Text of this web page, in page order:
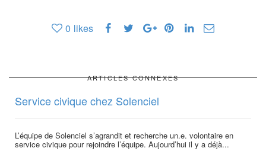
0 likes
ARTICLES CONNEXES
Service civique chez Solenciel
L’équipe de Solenciel s’agrandit et recherche un.e. volontaire en
service civique pour rejoindre l’équipe. Aujourd’hui il y a déjà...